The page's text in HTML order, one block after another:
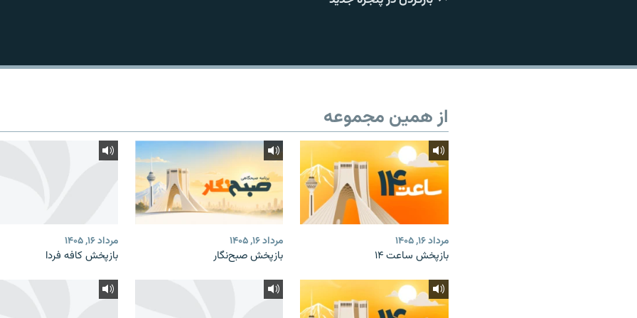
از همین مجموعه
مرداد ۱۶, ۱۴۰۵
بازپخش ساعت ۱۴
مرداد ۱۶, ۱۴۰۵
بازپخش صبح‌نگار
مرداد ۱۶, ۱۴۰۵
بازپخش کافه فردا